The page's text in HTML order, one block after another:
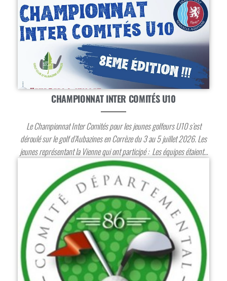
CHAMPIONNAT INTER COMITÉS U10
Le Championnat Inter Comités pour les jeunes golfeurs U10 s’est
déroulé sur le golf d’Aubazines en Corrèze du 3 au 5 juillet 2026. Les
jeunes représentant la Vienne qui ont participé : Les équipes étaient…